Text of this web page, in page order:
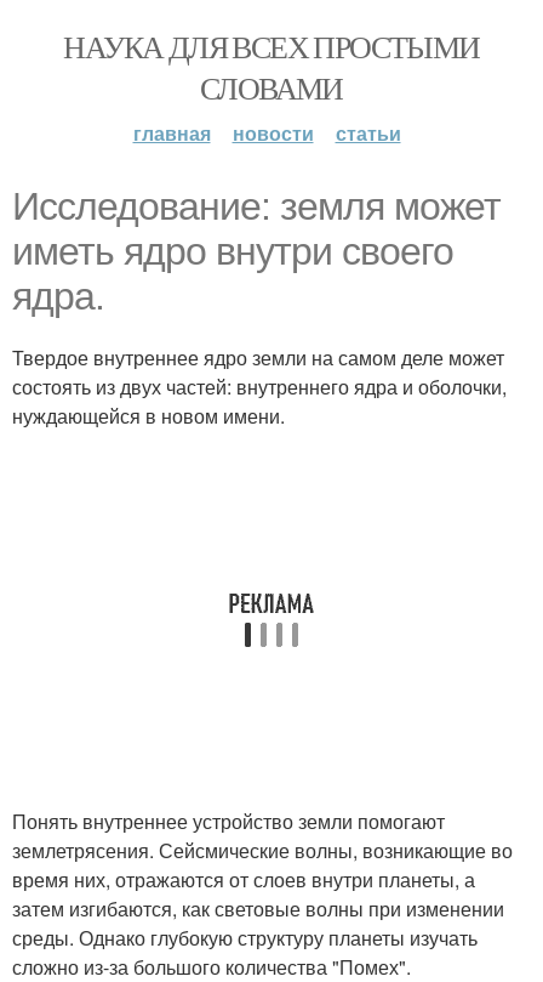
НАУКА ДЛЯ ВСЕХ ПРОСТЫМИ
СЛОВАМИ
главная новости статьи
Исследование: земля может
иметь ядро внутри своего
ядра.
Твердое внутреннее ядро земли на самом деле может
состоять из двух частей: внутреннего ядра и оболочки,
нуждающейся в новом имени.
Понять внутреннее устройство земли помогают
землетрясения. Сейсмические волны, возникающие во
время них, отражаются от слоев внутри планеты, а
затем изгибаются, как световые волны при изменении
среды. Однако глубокую структуру планеты изучать
сложно из-за большого количества "Помех".